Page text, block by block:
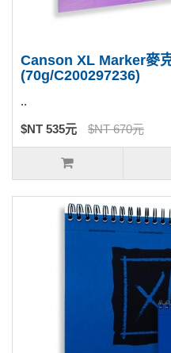
Canson XL Marker麥
(70g/C200297236)
..
$NT 535元 $NT 670元